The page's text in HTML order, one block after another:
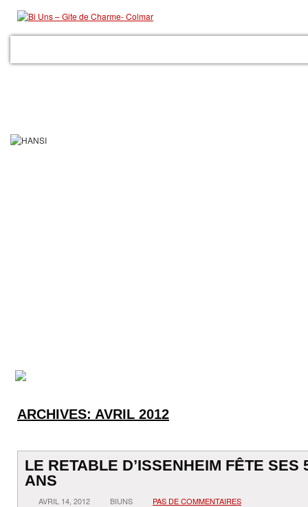
ARCHIVES: AVRIL 2012
LE RETABLE D’ISSENHEIM FÊTE SES
ANS
AVRIL 14, 2012 BIUNS PAS DE COMMENTAIRES